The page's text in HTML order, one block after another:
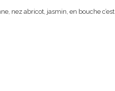
nez abricot, jasmin, en bouche c’est